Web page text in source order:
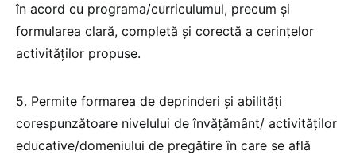
în acord cu programa/curriculumul, precum și
formularea clară, completă și corectă a cerințelor
activităților propuse.
5. Permite formarea de deprinderi și abilități
corespunzătoare nivelului de învățământ/ activităților
educative/domeniului de pregătire în care se află